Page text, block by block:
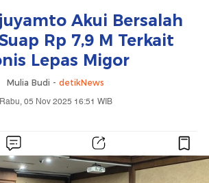
Akui Bersalah
Rp 7,9 M Terkait
Lepas Migor
Mulia Budi - detikNews
Rabu, 05 Nov 2025 16:51 WIB